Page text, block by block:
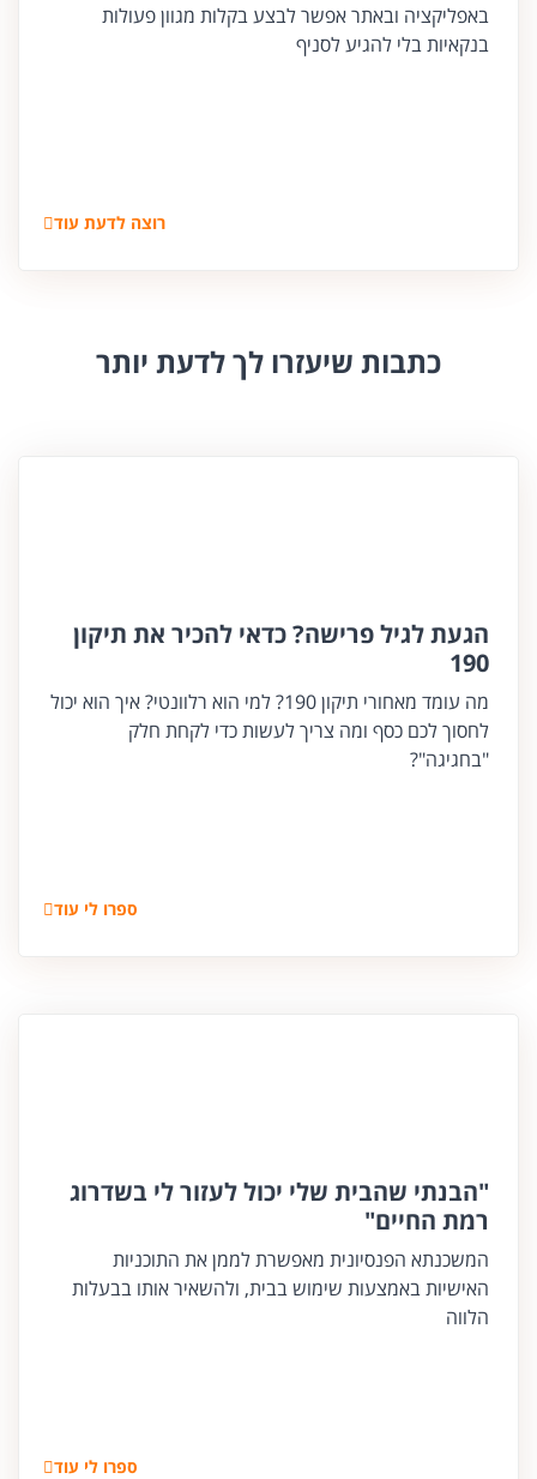
באפליקציה ובאתר אפשר לבצע בקלות מגוון פעולות
בנקאיות בלי להגיע לסניף
רוצה לדעת עוד
כתבות שיעזרו לך לדעת יותר
"הבנתי שהבית שלי יכול לעזור לי בשדרוג
רמת החיים"
המשכנתא הפנסיונית מאפשרת לממן את התוכניות
האישיות באמצעות שימוש בבית, ולהשאיר אותו בבעלות
הלווה
ספרו לי עוד
הגעת לגיל פרישה? כדאי להכיר את תיקון
190
מה עומד מאחורי תיקון 190? למי הוא רלוונטי? איך הוא יכול
לחסוך לכם כסף ומה צריך לעשות כדי לקחת חלק
"בחגיגה"?
ספרו לי עוד